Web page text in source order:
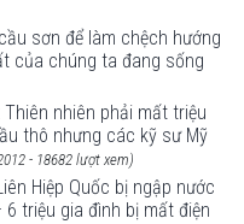
sơn để làm chệch hướng
của chúng ta đang sống
nhiên phải mất triệu
thô nhưng các kỹ sư Mỹ
- 18682 lượt xem)
Hiệp Quốc bị ngập nước
triệu gia đình bị mất điện